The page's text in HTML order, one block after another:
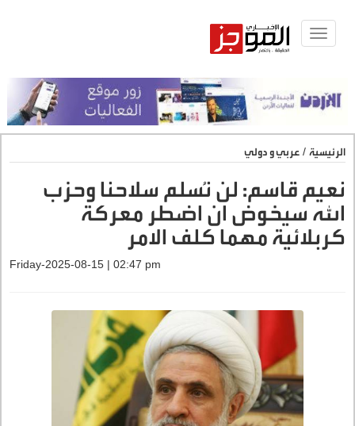
Toggle
الرئيسية / عربي و دولي
نعيم قاسم: لن نُسلم سلاحنا وحزب
الله سيخوض ان اضطر معركة
كربلائية مهما كلف الامر
Friday-2025-08-15 | 02:47 pm